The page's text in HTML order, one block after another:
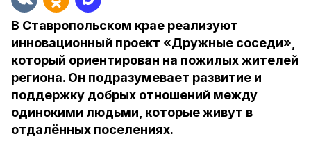
В Ставропольском крае реализуют
инновационный проект «Дружные соседи»,
который ориентирован на пожилых жителей
региона. Он подразумевает развитие и
поддержку добрых отношений между
одинокими людьми, которые живут в
отдалённых поселениях.